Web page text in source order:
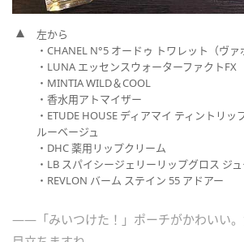
左から
・CHANEL N°5 オードゥ トワレット（ヴァ
・LUNA エッセンスウォーターファクトFX
・MINTIA WILD＆COOL
・香水用アトマイザー
・ETUDE HOUSE ディアマイ ティントリッ
ルーベージュ
・DHC 薬用リップクリーム
・LB スパイシージェリーリップグロス ジ
・REVLON バーム ステイン 55 アドアー
――「みいつけた！」ポーチがかわいい